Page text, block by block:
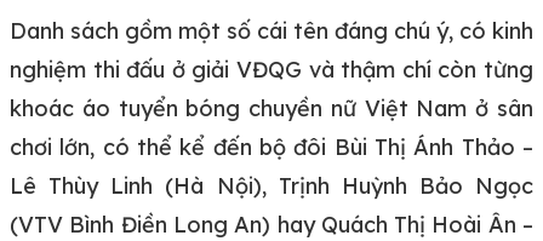
Danh sách gồm một số cái tên đáng chú ý, có kinh
nghiệm thi đấu ở giải VĐQG và thậm chí còn từng
khoác áo tuyển bóng chuyền nữ Việt Nam ở sân
chơi lớn, có thể kể đến bộ đôi Bùi Thị Ánh Thảo –
Lê Thùy Linh (Hà Nội), Trịnh Huỳnh Bảo Ngọc
(VTV Bình Điền Long An) hay Quách Thị Hoài Ân –